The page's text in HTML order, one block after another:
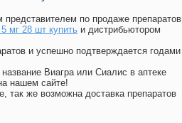
по продаже препаратов
мг 28 шт купить и дистрибьютором
и успешно подтверждается годами
Виагра или Сиалис в аптеке
нашем сайте!
так же возможна доставка препаратов